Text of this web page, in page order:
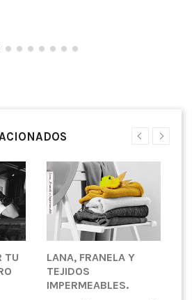
TU
LANA, FRANELA Y
TEJIDOS
IMPERMEABLES.